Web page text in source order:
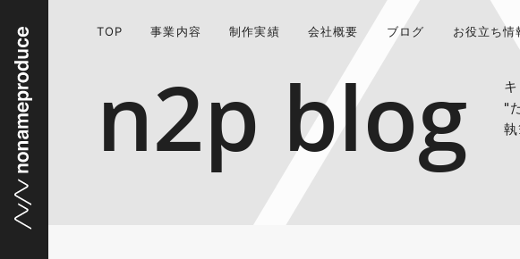
TOP 事業内容 制作実績 会社概要 ブログ お役立ち情
n2p blog
"